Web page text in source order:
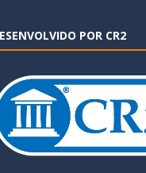
POR CR2